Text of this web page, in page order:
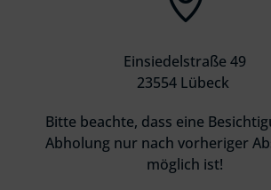
Einsiedelstraße 49
23554 Lübeck
Bitte beachte, dass eine
Abholung nur nach vorheriger
möglich ist!